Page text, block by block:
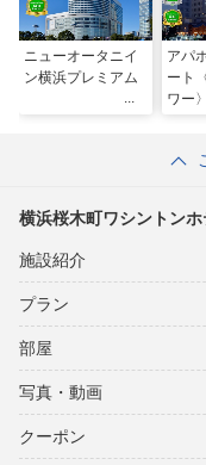
ニューオータニイ
ン横浜プレミアム
アパ
ート
ワー〉
横浜桜木町ワシントンホ
施設紹介
プラン
部屋
写真・動画
クーポン